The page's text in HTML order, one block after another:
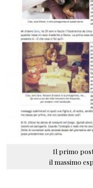
Il primo
il massimo